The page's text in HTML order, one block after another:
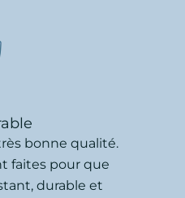
bonne qualité.
faites pour que
durable et